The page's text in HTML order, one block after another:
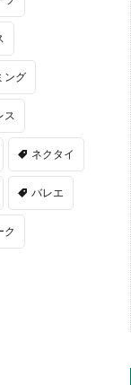
ング
ス
ネクタイ
バレエ
ク